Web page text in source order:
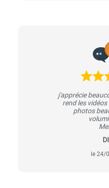
j'apprécie
rend les
photos
le 24/